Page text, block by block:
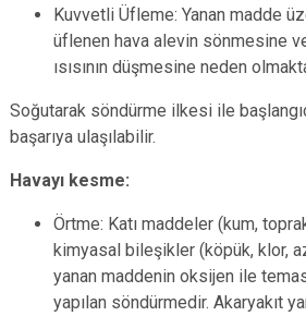
Kuvvetli Üfleme: Yanan madde
üflenen hava alevin sönmesine
ısısının düşmesine neden
Soğutarak söndürme ilkesi ile
başarıya ulaşılabilir.
Havayı kesme:
Örtme: Katı maddeler (kum,
kimyasal bileşikler (köpük, klor,
yanan maddenin oksijen ile
yapılan söndürmedir. Akaryakıt